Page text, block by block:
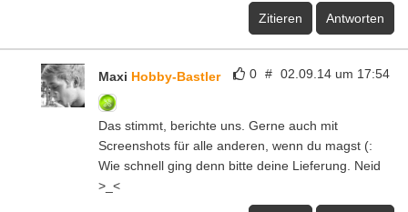
Zitieren Antworten
0 # 02.09.14 um 17:54
Maxi Hobby-Bastler
Das stimmt, berichte uns. Gerne auch mit
Screenshots für alle anderen, wenn du magst (:
Wie schnell ging denn bitte deine Lieferung. Neid
>_<